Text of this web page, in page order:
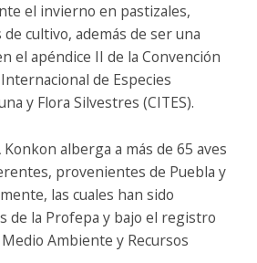
el invierno en pastizales,
cultivo, además de ser una
el apéndice II de la Convención
de Especies
y Flora Silvestres (CITES).
alberga a más de 65 aves
provenientes de Puebla y
las cuales han sido
de la Profepa y bajo el registro
Ambiente y Recursos